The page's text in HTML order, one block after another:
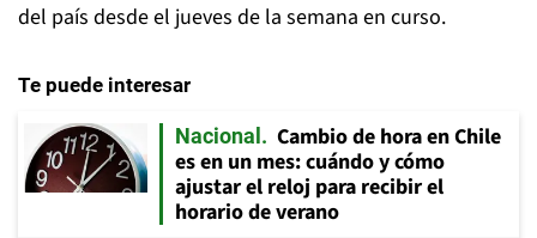
del país desde el jueves de la semana en curso.
Te puede interesar
Nacional
Cambio de hora en Chile
es en un mes: cuándo y cómo
ajustar el reloj para recibir el
horario de verano